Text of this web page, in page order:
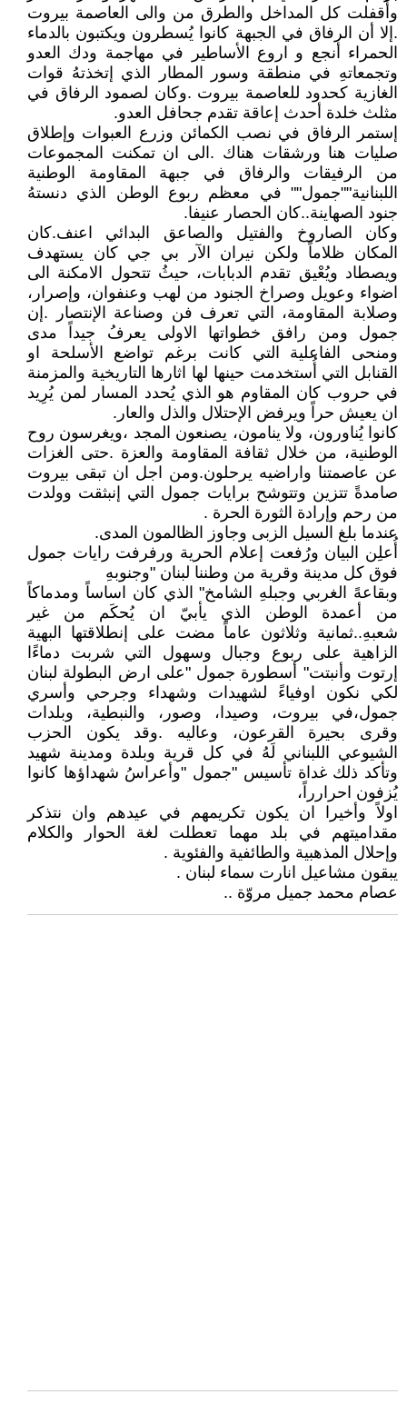
وأُقفلت كل المداخل والطرق من والى العاصمة بيروت
.إلا أن الرفاق في الجبهة كانوا يُسطرون ويكتبون بالدماء
الحمراء أنجع و اروع الأساطير في مهاجمة ودك العدو
وتجمعاتهِ في منطقة وسور المطار الذي إتخذتهُ قوات
الغازية كحدود للعاصمة بيروت .وكان لصمود الرفاق في
مثلث خلدة أحدث إعاقة تقدم جحافل العدو.
إستمر الرفاق في نصب الكمائن وزرع العبوات وإطلاق
صليات هنا ورشقات هناك .الى ان تمكنت المجموعات
من الرفيقات والرفاق في جبهة المقاومة الوطنية
اللبنانية""جمول"" في معظم ربوع الوطن الذي دنستهُ
جنود الصهاينة..كان الحصار عنيفا.
وكان الصاروخ والفتيل والصاعق البدائي اعنف.كان
المكان ظلاماً ولكن نيران الآر بي جي كان يستهدف
ويصطاد ويُعْيق تقدم الدبابات، حيثُ تتحول الامكنة الى
اضواء وعويل وصراخ الجنود من لهب وعنفوان، وإصرار،
وصلابة المقاومة، التي تعرف فن وصناعة الإنتصار .إن
جمول ومن رافق خطواتها الاولى يعرفُ جيداً مدى
ومنحى الفاعلية التي كانت برغم تواضع الأسلحة او
القنابل التي أُستخدمت حينها لها اثارها التاريخية والمزمنة
في حروب كان المقاوم هو الذي يُحدد المسار لمن يُرِيد
ان يعيش حراً ويرفض الإحتلال والذل والعار.
كانوا يُناورون، ولا ينامون، يصنعون المجد ،ويغرسون روح
الوطنية، من خلال ثقافة المقاومة والعزة .حتى الغزات
عن عاصمتنا واراضيه يرحلون.ومن اجل ان تبقى بيروت
صامدةً تتزين وتتوشح برايات جمول التي إنبثقت وولدت
من رحم وإرادة الثورة الحرة .
عندما بلغ السيل الزبى وجاوز الظالمون المدى.
أُعلِن البيان ورُفعت إعلام الحرية ورفرفت رايات جمول
فوق كل مدينة وقرية من وطننا لبنان "وجنوبهِ
وبقاعهً الغربي وجبلهِ الشامخ" الذي كان اساساً ومدماكاً
من أعمدة الوطن الذي يأبيّ ان يُحكَم من غير
شعبهِ..ثمانية وثلاثون عاماً مضت على إنطلاقتها البهية
الزاهية على ربوع وجبال وسهول التي شربت دماءًا
إرتوت وأنبتت" أسطورة جمول "على ارض البطولة لبنان
لكي نكون اوفياءً لشهيدات وشهداء وجرحي وأسري
جمول،في بيروت، وصيدا، وصور، والنبطية، وبلدات
وقرى بحيرة القرعون، وعاليه .وقد يكون الحزب
الشيوعي اللبناني لَهُ في كل قرية وبلدة ومدينة شهيد
وتأكد ذلك غداة تأسيس "جمول "وأعراسُ شهداؤها كانوا
يُزفون احرارراً،
اولاً وأخيرا ان يكون تكريمهم في عيدهم وان نتذكر
مقداميتهم في بلد مهما تعطلت لغة الحوار والكلام
وإحلال المذهبية والطائفية والفئوية .
يبقون مشاعيل انارت سماء لبنان .
عصام محمد جميل مروّة ..